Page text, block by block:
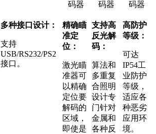
多种接口设计：
支持
USB/RS232/PS2
接口。
精确瞄
准定
位：
激光瞄
准器可
以精确
定位要
解码的
区域，
即使是
支持高
反光解
码：
算法和
多重复
合照明
设计专
门针对
金属和
各种反
高防护
等级：
可达
IP54工
业防护
等级，
适应各
种恶劣
应用环
境。